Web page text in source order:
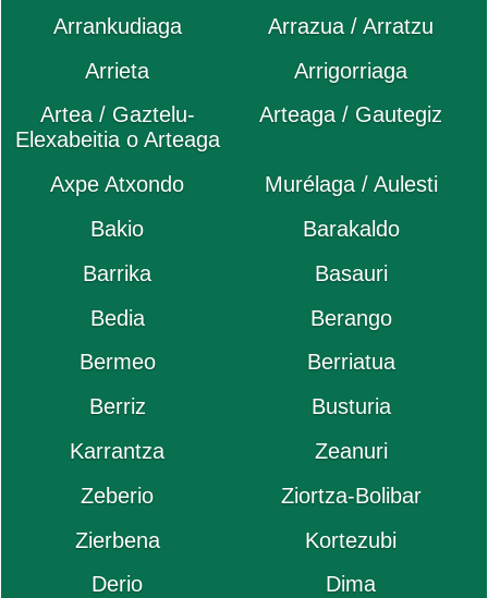
Arrankudiaga
Arrazua / Arratzu
Arrieta
Arrigorriaga
Artea / Gaztelu-
Elexabeitia o Arteaga
Arteaga / Gautegiz
Axpe Atxondo
Murélaga / Aulesti
Bakio
Barakaldo
Barrika
Basauri
Bedia
Berango
Bermeo
Berriatua
Berriz
Busturia
Karrantza
Zeanuri
Zeberio
Ziortza-Bolibar
Zierbena
Kortezubi
Derio
Dima